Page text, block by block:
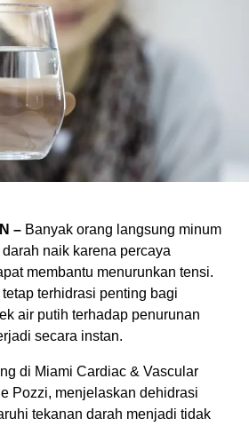
– Banyak orang langsung minum
naik karena percaya
membantu menurunkan tensi.
terhidrasi penting bagi
air putih terhadap penurunan
secara instan.
di Miami Cardiac & Vascular
Pozzi, menjelaskan dehidrasi
tekanan darah menjadi tidak